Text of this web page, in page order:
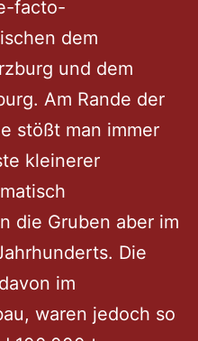
facto-
dem
und dem
Am Rande der
stößt man immer
kleinerer
die Gruben aber im
Die
im
waren jedoch so